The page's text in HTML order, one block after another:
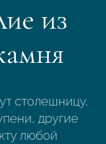
из
столешницу,
другие
любой